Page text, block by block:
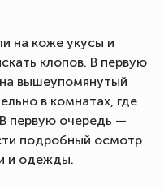
на коже укусы и
клопов. В первую
вышеупомянутый
в комнатах, где
первую очередь —
подробный осмотр
и одежды.